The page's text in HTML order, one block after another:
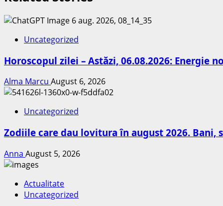
Uncategorized
Horoscopul zilei – Astăzi, 06.08.2026:
Alma Marcu August 6, 2026
Uncategorized
Zodiile care dau lovitura în august 2026.
Anna August 5, 2026
Actualitate
Uncategorized